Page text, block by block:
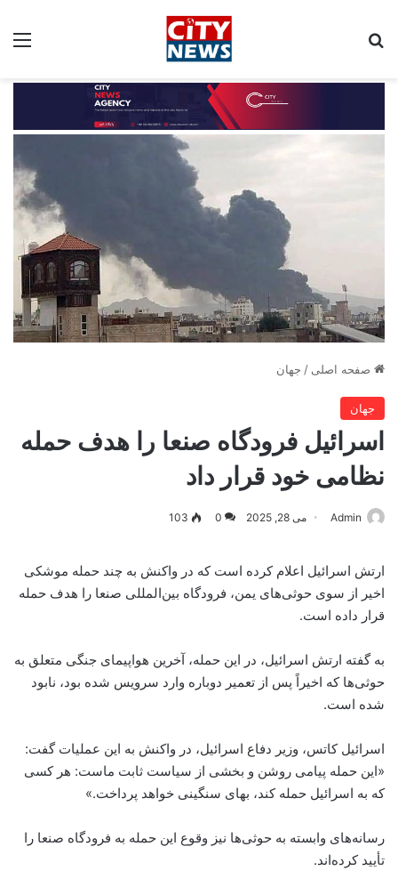
صفحه اصلی / جهان
جهان
اسرائیل فرودگاه صنعا را هدف حمله
نظامی خود قرار داد
Admin می 28, 2025 0
103
ارتش اسرائیل اعلام کرده است که در واکنش به چند حمله موشکی
اخیر از سوی حوثی‌های یمن، فرودگاه بین‌المللی صنعا را هدف حمله
قرار داده است.
به گفته ارتش اسرائیل، در این حمله، آخرین هواپیمای جنگی متعلق به
حوثی‌ها که اخیراً پس از تعمیر دوباره وارد سرویس شده بود، نابود
شده است.
اسرائیل کاتس، وزیر دفاع اسرائیل، در واکنش به این عملیات گفت:
«این حمله پیامی روشن و بخشی از سیاست ثابت ماست: هر کسی
که به اسرائیل حمله کند، بهای سنگینی خواهد پرداخت.»
رسانه‌های وابسته به حوثی‌ها نیز وقوع این حمله به فرودگاه صنعا را
تأیید کرده‌اند.